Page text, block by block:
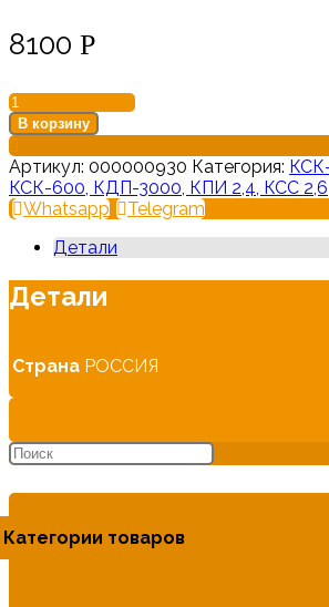
8100 Р
В корзину
Артикул: 000000930 Категория:
КСК-600, КДП-3000, КПИ 2,4, КСС 2,6
Whatsapp
Telegram
Детали
Детали
Страна РОССИЯ
Категории товаров